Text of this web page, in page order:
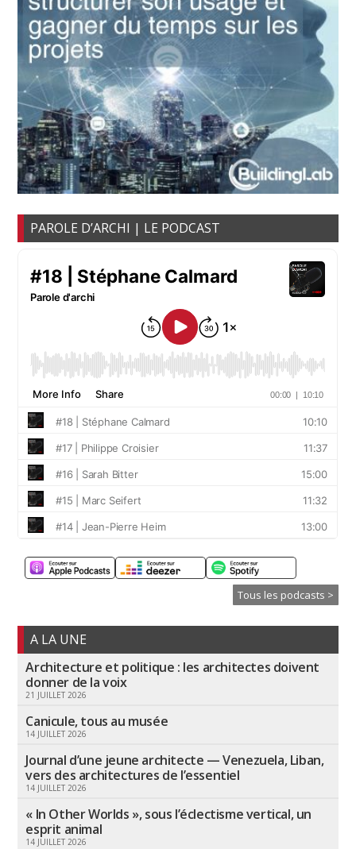
PAROLE D’ARCHI | LE PODCAST
Tous les podcasts >
A LA UNE
Architecture et politique : les architectes doivent
donner de la voix
21 JUILLET 2026
Canicule, tous au musée
14 JUILLET 2026
Journal d’une jeune architecte — Venezuela, Liban,
vers des architectures de l’essentiel
14 JUILLET 2026
« In Other Worlds », sous l’éclectisme vertical, un
esprit animal
14 JUILLET 2026